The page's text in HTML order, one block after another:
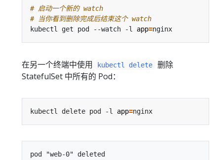
# 启动一个新的 watch
# 当你看到删除完成后结束这个 watch
kubectl get pod --watch -l app=
在另一个终端中使用 kubectl delete
删除
StatefulSet 中所有的 Pod：
kubectl delete pod -l app=
pod "web-0" deleted